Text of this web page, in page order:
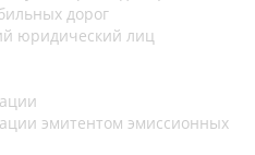
дорог
юридический лиц
эмитентом эмиссионных